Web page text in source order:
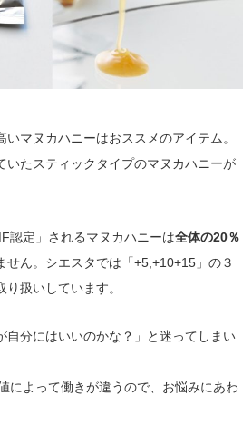
マヌカハニーはおススメのアイテム。
いたスティックタイプのマヌカハニーが
認定」されるマヌカハニーは全体の20％
せん。シエスタでは「+5,+10+15」の３
扱いしています。
自分にはいいのかな？」と迷ってしまい
によって働きが違うので、お悩みにあわ